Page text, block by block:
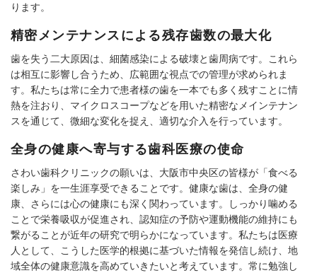
ります。
精密メンテナンスによる残存歯数の最大化
歯を失う二大原因は、細菌感染による破壊と歯周病です。これら
は相互に影響し合うため、広範囲な視点での管理が求められま
す。私たちは常に全力で患者様の歯を一本でも多く残すことに情
熱を注おり、マイクロスコープなどを用いた精密なメインテナン
スを通じて、微細な変化を捉え、適切な介入を行っています。
全身の健康へ寄与する歯科医療の使命
さわい歯科クリニックの願いは、大阪市中央区の皆様が「食べる
楽しみ」を一生涯享受できることです。健康な歯は、全身の健
康、さらには心の健康にも深く関わっています。しっかり噛める
ことで栄養吸収が促進され、認知症の予防や運動機能の維持にも
繋がることが近年の研究で明らかになっています。私たちは医療
人として、こうした医学的根拠に基づいた情報を発信し続け、地
域全体の健康意識を高めていきたいと考えています。常に勉強し